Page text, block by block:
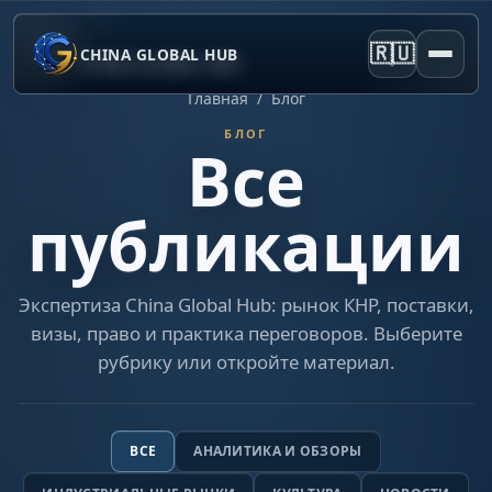
CHINA GLOBAL HUB 🇷🇺
Главная / Блог
БЛОГ
Все
публикации
Экспертиза China Global Hub: рынок КНР, поставки,
визы, право и практика переговоров. Выберите
рубрику или откройте материал.
ВСЕ АНАЛИТИКА И ОБЗОРЫ